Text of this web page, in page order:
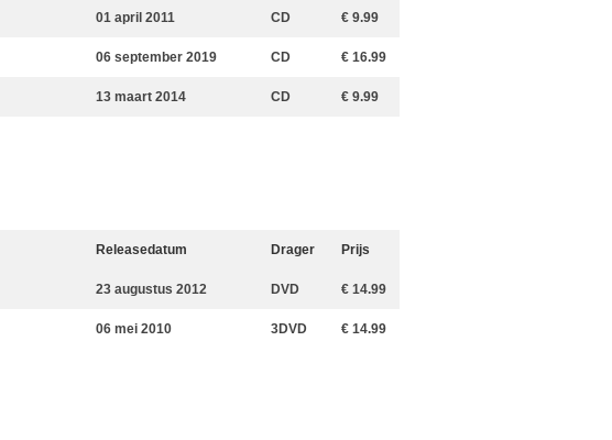
01 april 2011 CD € 9.99
06 september 2019 CD € 16.99
13 maart 2014 CD € 9.99
Releasedatum Drager Prijs
23 augustus 2012 DVD € 14.99
06 mei 2010 3DVD € 14.99